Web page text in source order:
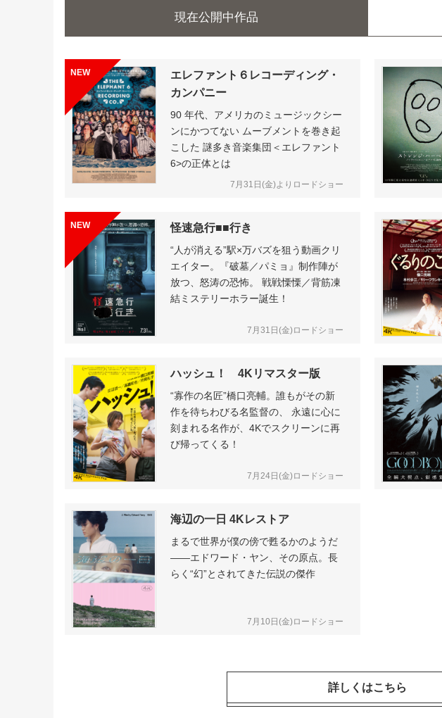
現在公開中作品
エレファント６レコーディング・
カンパニー
90 年代、アメリカのミュージックシー
ンにかつてない ムーブメントを巻き起
こした 謎多き音楽集団＜エレファント
6>の正体とは
7月31日(金)よりロードショー
怪速急行■■行き
“人が消える”駅×万バズを狙う動画クリ
エイター。『破墓／パミョ』制作陣が
放つ、怒涛の恐怖。 戦戦慄慄／背筋凍
結ミステリーホラー誕生！
7月31日(金)ロードショー
ハッシュ！ 4Kリマスター版
“寡作の名匠”橋口亮輔。誰もがその新
作を待ちわびる名監督の、 永遠に心に
刻まれる名作が、4Kでスクリーンに再
び帰ってくる！
7月24日(金)ロードショー
海辺の一日 4Kレストア
まるで世界が僕の傍で甦るかのようだ
――エドワード・ヤン、その原点。長
らく“幻”とされてきた伝説の傑作
7月10日(金)ロードショー
詳しくはこちら